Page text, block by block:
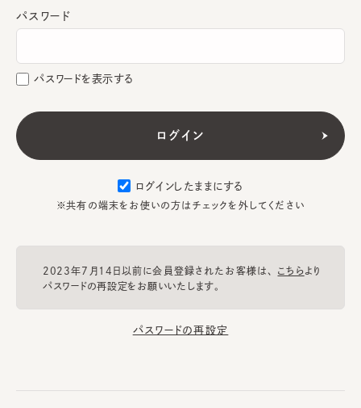
パスワード
パスワードを表示する
ログインしたままにする
※共有の端末をお使いの方はチェックを外してください
2023年7月14日以前に会員登録されたお客様は、 こちらより
パスワードの再設定をお願いいたします。
パスワードの再設定